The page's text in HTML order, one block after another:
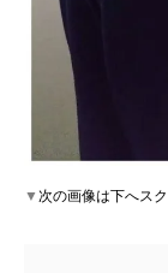
▼次の画像は下へス